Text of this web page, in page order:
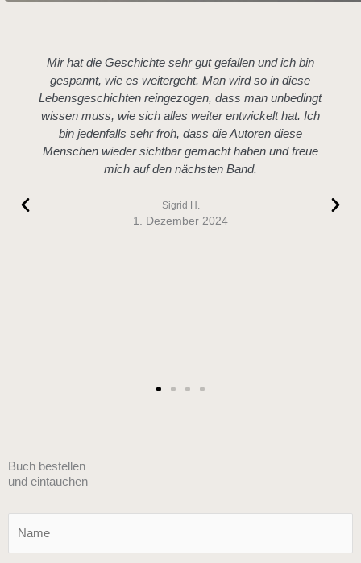
Mir hat die Geschichte sehr gut gefallen und ich bin
gespannt, wie es weitergeht. Man wird so in diese
Lebensgeschichten reingezogen, dass man unbedingt
wissen muss, wie sich alles weiter entwickelt hat. Ich
bin jedenfalls sehr froh, dass die Autoren diese
Menschen wieder sichtbar gemacht haben und freue
mich auf den nächsten Band.
Sigrid H.
1. Dezember 2024
Buch bestellen
und eintauchen